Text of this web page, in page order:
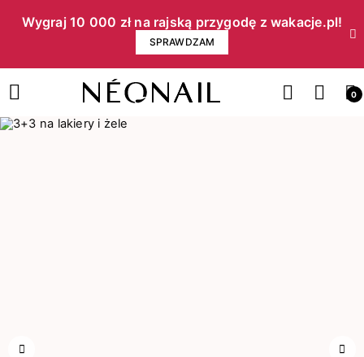
Wygraj 10 000 zł na rajską przygodę z wakacje.pl!​
SPRAWDZAM
0